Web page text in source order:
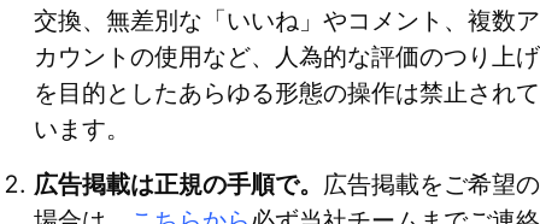
交換、無差別な「いいね」やコメント、複数ア
カウントの使用など、人為的な評価のつり上げ
を目的としたあらゆる形態の操作は禁止されて
います。
広告掲載は正規の手順で。 広告掲載をご希望の